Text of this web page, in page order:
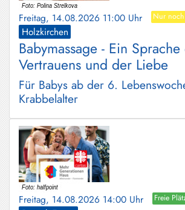
Freitag, 14.08.2026 11:00 Uhr Nur
Holzkirchen
Babymassage - Ein Sprache
Vertrauens und der Liebe
Für Babys ab der 6.
Krabbelalter
Freitag, 14.08.2026 14:00 Uhr Freie